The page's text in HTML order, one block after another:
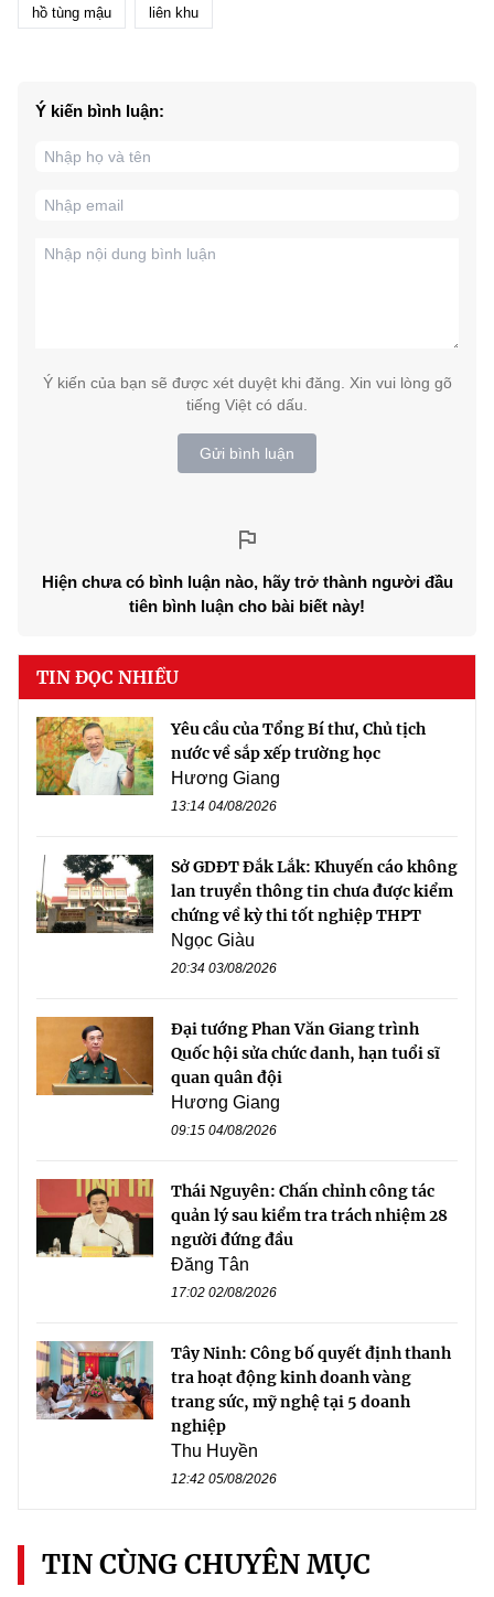
hồ tùng mậu liên khu
Ý kiến bình luận:
Ý kiến của bạn sẽ được xét duyệt khi đăng. Xin vui lòng gõ
tiếng Việt có dấu.
Gửi bình luận
Hiện chưa có bình luận nào, hãy trở thành người đầu
tiên bình luận cho bài biết này!
TIN ĐỌC NHIỀU
Yêu cầu của Tổng Bí thư, Chủ tịch
nước về sắp xếp trường học
Hương Giang
13:14 04/08/2026
Sở GDĐT Đắk Lắk: Khuyến cáo không
lan truyền thông tin chưa được kiểm
chứng về kỳ thi tốt nghiệp THPT
Ngọc Giàu
20:34 03/08/2026
Đại tướng Phan Văn Giang trình
Quốc hội sửa chức danh, hạn tuổi sĩ
quan quân đội
Hương Giang
09:15 04/08/2026
Thái Nguyên: Chấn chỉnh công tác
quản lý sau kiểm tra trách nhiệm 28
người đứng đầu
Đăng Tân
17:02 02/08/2026
Tây Ninh: Công bố quyết định thanh
tra hoạt động kinh doanh vàng
trang sức, mỹ nghệ tại 5 doanh
nghiệp
Thu Huyền
12:42 05/08/2026
TIN CÙNG CHUYÊN MỤC